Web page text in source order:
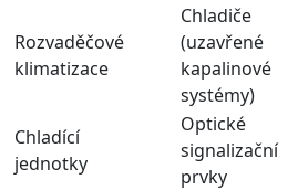
Rozvaděčové
klimatizace
Chladiče
(uzavřené
kapalinové
systémy)
Chladící
jednotky
Optické
signalizační
prvky